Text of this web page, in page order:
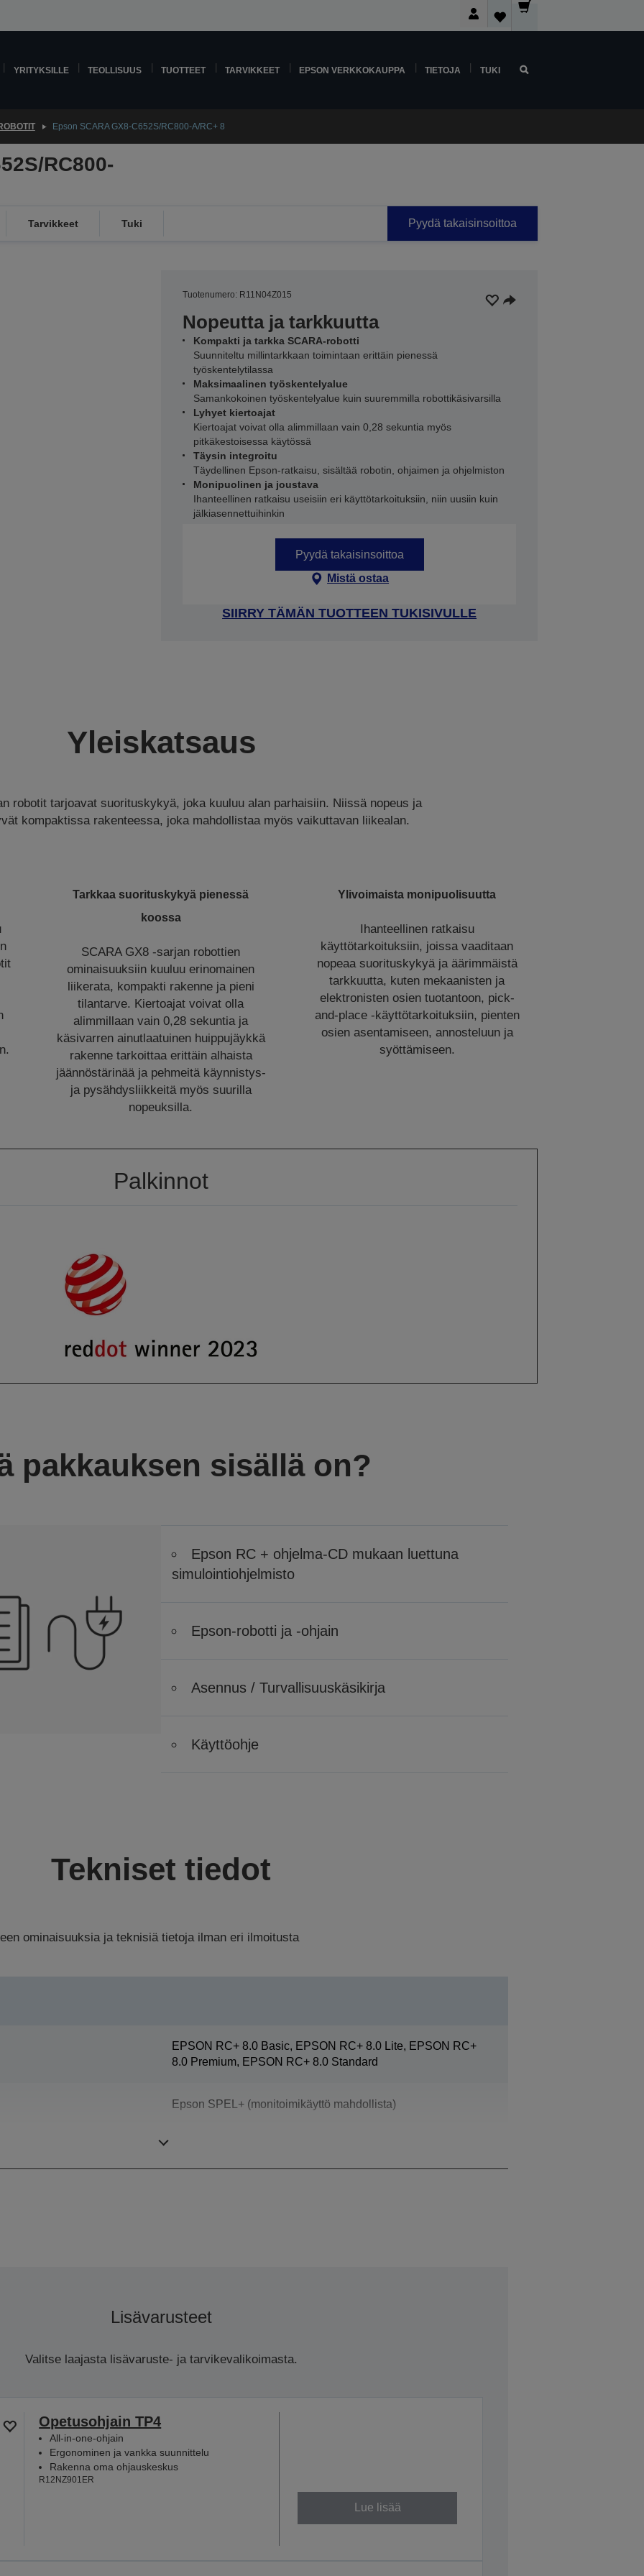
YRITYKSILLE TEOLLISUUS TUOTTEET TARVIKKEET EPSON VERKKOKAUPPA TIETOJA TUKI
Epson SCARA GX8-C652S/RC800-A/RC+ 8
RC800-
Tarvikkeet Tuki Pyydä takaisinsoittoa
Tuotenumero: R11N04Z015
Nopeutta ja tarkkuutta
Kompakti ja tarkka SCARA-robotti
Suunniteltu millintarkkaan toimintaan erittäin pienessä
työskentelytilassa
Maksimaalinen työskentelyalue
Samankokoinen työskentelyalue kuin suuremmilla robottikäsivarsilla
Lyhyet kiertoajat
Kiertoajat voivat olla alimmillaan vain 0,28 sekuntia myös
pitkäkestoisessa käytössä
Täysin integroitu
Täydellinen Epson-ratkaisu, sisältää robotin, ohjaimen ja ohjelmiston
Monipuolinen ja joustava
Ihanteellinen ratkaisu useisiin eri käyttötarkoituksiin, niin uusiin kuin
jälkiasennettuihinkin
Pyydä takaisinsoittoa
Mistä ostaa
SIIRRY TÄMÄN TUOTTEEN TUKISIVULLE
Yleiskatsaus
robotit tarjoavat suorituskykyä, joka kuuluu alan parhaisiin. Niissä nopeus ja
kompaktissa rakenteessa, joka mahdollistaa myös vaikuttavan liikealan.
Tarkkaa suorituskykyä pienessä
koossa
SCARA GX8 -sarjan robottien
ominaisuuksiin kuuluu erinomainen
liikerata, kompakti rakenne ja pieni
tilantarve. Kiertoajat voivat olla
alimmillaan vain 0,28 sekuntia ja
käsivarren ainutlaatuinen huippujäykkä
rakenne tarkoittaa erittäin alhaista
jäännöstärinää ja pehmeitä käynnistys-
ja pysähdysliikkeitä myös suurilla
nopeuksilla.
Ylivoimaista monipuolisuutta
Ihanteellinen ratkaisu
käyttötarkoituksiin, joissa vaaditaan
nopeaa suorituskykyä ja äärimmäistä
tarkkuutta, kuten mekaanisten ja
elektronisten osien tuotantoon, pick-
and-place -käyttötarkoituksiin, pienten
osien asentamiseen, annosteluun ja
syöttämiseen.
Palkinnot
pakkauksen sisällä on?
Epson RC + ohjelma-CD mukaan luettuna
simulointiohjelmisto
Epson-robotti ja -ohjain
Asennus / Turvallisuuskäsikirja
Käyttöohje
Tekniset tiedot
ominaisuuksia ja teknisiä tietoja ilman eri ilmoitusta
EPSON RC+ 8.0 Basic, EPSON RC+ 8.0 Lite, EPSON RC+
8.0 Premium, EPSON RC+ 8.0 Standard
Epson SPEL+ (monitoimikäyttö mahdollista)
Lisävarusteet
Valitse laajasta lisävaruste- ja tarvikevalikoimasta.
Opetusohjain TP4
All-in-one-ohjain
Ergonominen ja vankka suunnittelu
Rakenna oma ohjauskeskus
R12NZ901ER
Lue lisää